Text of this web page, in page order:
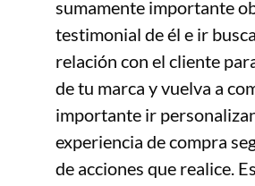
sumamente importante
testimonial de él e ir
relación con el cliente
de tu marca y vuelva a
importante ir
experiencia de compra
de acciones que realice.